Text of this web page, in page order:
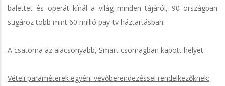
balettet és operát kínál a világ minden tájáról, 90 országban
sugároz több mint 60 millió pay-tv háztartásban.
A csatorna az alacsonyabb, Smart csomagban kapott helyet.
Vételi paraméterek egyéni vevőberendezéssel rendelkezőknek: